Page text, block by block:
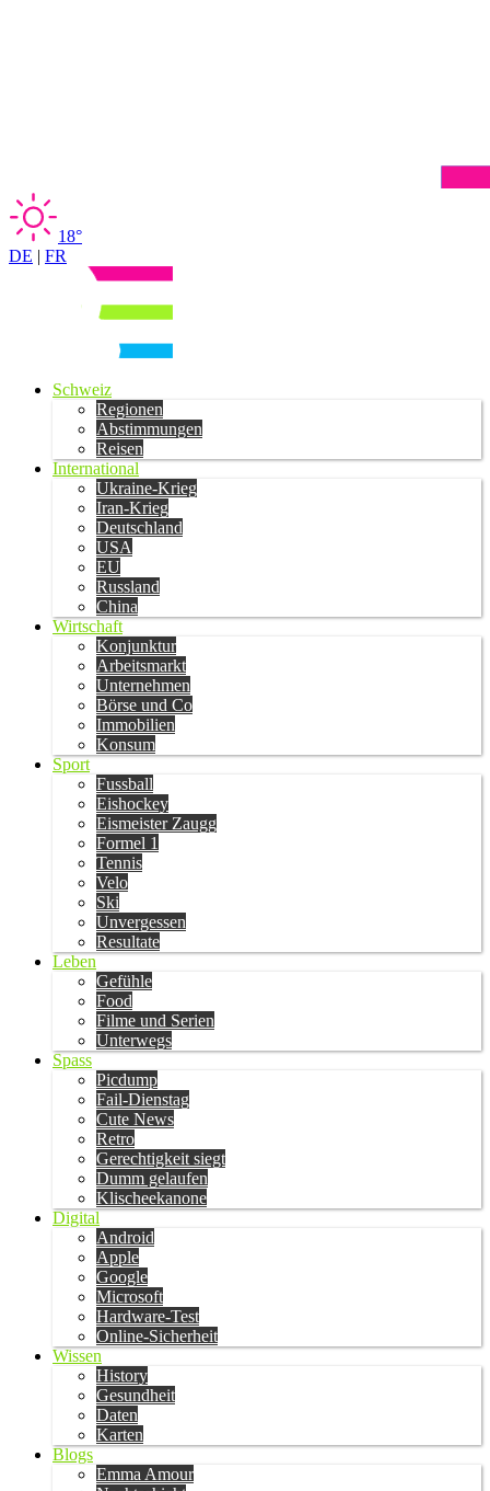
18°
DE | FR
Schweiz
Regionen
Abstimmungen
Reisen
International
Ukraine-Krieg
Iran-Krieg
Deutschland
USA
EU
Russland
China
Wirtschaft
Konjunktur
Arbeitsmarkt
Unternehmen
Börse und Co
Immobilien
Konsum
Sport
Fussball
Eishockey
Eismeister Zaugg
Formel 1
Tennis
Velo
Ski
Unvergessen
Resultate
Leben
Gefühle
Food
Filme und Serien
Unterwegs
Spass
Picdump
Fail-Dienstag
Cute News
Retro
Gerechtigkeit siegt
Dumm gelaufen
Klischeekanone
Digital
Android
Apple
Google
Microsoft
Hardware-Test
Online-Sicherheit
Wissen
History
Gesundheit
Daten
Karten
Blogs
Emma Amour